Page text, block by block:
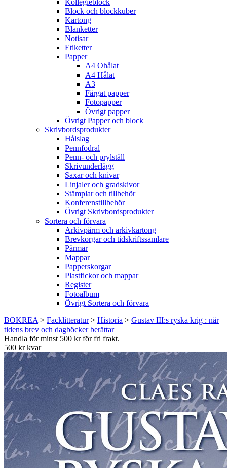
Kollegieblock
Block och blockkuber
Kartong
Blanketter
Notisar
Etiketter
Papper
A4 Ohålat
A4 Hålat
A3
Färgat papper
Fotopapper
Övrigt papper
Övrigt Papper och block
Skrivbordsprodukter
Hålslag
Pennfodral
Penn- och prylställ
Skrivunderlägg
Saxar och knivar
Linjaler och gradskivor
Stämplar och tillbehör
Konferenstillbehör
Övrigt Skrivbordsprodukter
Sortera och förvara
Arkivpärm och arkivkartong
Brevkorgar och tidskriftssamlare
Pärmar
Mappar
Papperskorgar
Plastfickor och mappar
Register
Fotoalbum
Övrigt Sortera och förvara
BOKREA > Facklitteratur> Historia > Gustav III:s ryska krig : när
tidens brev och dagböcker berättar
Handla för minst 500 kr för fri frakt.
500 kr kvar